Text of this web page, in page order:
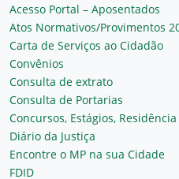
Acesso Portal – Aposentados
Atos Normativos/Provimentos
Carta de Serviços ao Cidadão
Convênios
Consulta de extrato
Consulta de Portarias
Concursos, Estágios,
Diário da Justiça
Encontre o MP na sua Cidade
FDID